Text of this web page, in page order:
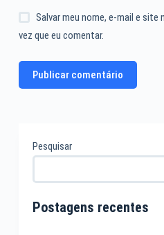
Salvar meu nome, e-mail e site
vez que eu comentar.
Publicar comentário
Pesquisar
Postagens recentes